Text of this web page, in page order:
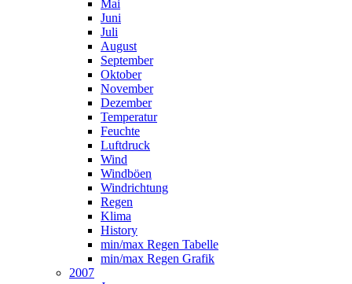
Mai
Juni
Juli
August
September
Oktober
November
Dezember
Temperatur
Feuchte
Luftdruck
Wind
Windböen
Windrichtung
Regen
Klima
History
min/max Regen Tabelle
min/max Regen Grafik
2007